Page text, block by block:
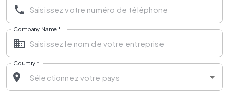
Company Name *
Country *